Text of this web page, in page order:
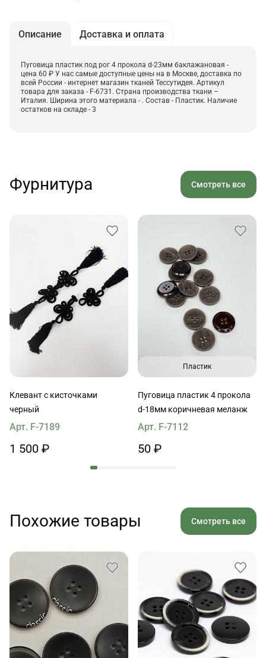
Описание Доставка и оплата
Пуговица пластик под рог 4 прокола d-23мм баклажановая -
цена 60 ₽ У нас самые доступные цены на в Москве, доставка по
всей России - интернет магазин тканей Тессутидея. Артикул
товара для заказа - F-6731. Страна производства ткани –
Италия. Ширина этого материала - . Состав - Пластик. Наличие
остатков на складе - 3
Фурнитура Смотреть все
Клевант с кисточками
черный
Арт. F-7189
1 500 ₽
Пластик
Пуговица пластик 4 прокола
d-18мм коричневая меланж
Арт. F-7112
50 ₽
Похожие товары Смотреть все